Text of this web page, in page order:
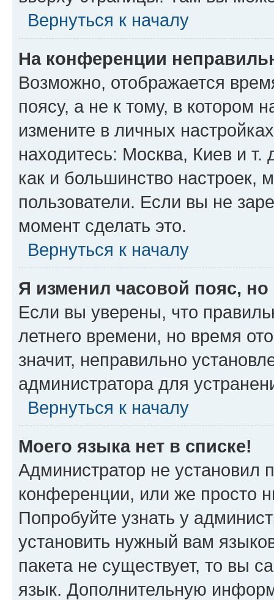
Вернуться к началу
На конференции
Возможно, отображается
поясу, а не к тому, в котором
измените в личных
находитесь: Москва, Киев и т.
как и большинство настроек,
пользователи. Если вы не
момент сделать это.
Вернуться к началу
Я изменил часовой пояс,
Если вы уверены, что
летнего времени, но время
значит, неправильно
администратора для
Вернуться к началу
Моего языка нет в списке!
Администратор не установил
конференции, или же просто
Попробуйте узнать у
установить нужный вам
пакета не существует, то вы
язык. Дополнительную